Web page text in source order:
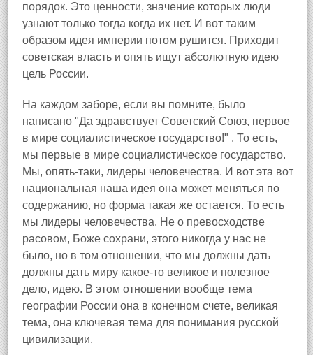
порядок. Это ценности, значение которых люди
узнают только тогда когда их нет. И вот таким
образом идея империи потом рушится. Приходит
советская власть и опять ищут абсолютную идею
цель России.
На каждом заборе, если вы помните, было
написано "Да здравствует Советский Союз, первое
в мире социалистическое государство!" . То есть,
мы первые в мире социалистическое государство.
Мы, опять-таки, лидеры человечества. И вот эта вот
национальная наша идея она может меняться по
содержанию, но форма такая же остается. То есть
мы лидеры человечества. Не о превосходстве
расовом, Боже сохрани, этого никогда у нас не
было, но в том отношении, что мы должны дать
должны дать миру какое-то великое и полезное
дело, идею. В этом отношении вообще тема
географии России она в конечном счете, великая
тема, она ключевая тема для понимания русской
цивилизации.